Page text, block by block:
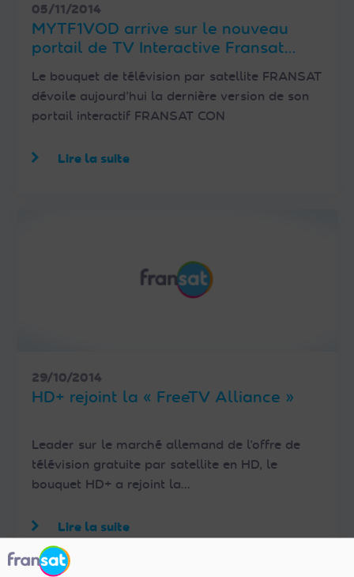
05/11/2014
MYTF1VOD arrive sur le nouveau
portail de TV Interactive Fransat
Le bouquet de télévision par satellite FRANSAT
dévoile aujourd’hui la dernière version de son
portail interactif FRANSAT CON
Lire la suite
29/10/2014
HD+ rejoint la « FreeTV Alliance »
Leader sur le marché allemand de l’offre de
télévision gratuite par satellite en HD, le
bouquet HD+ a rejoint la…
Lire la suite